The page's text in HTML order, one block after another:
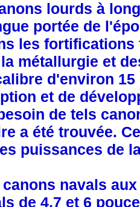
lourds à
portée de
les fortifications
métallurgie et
d'environ
et de
de tels
a été trouvée.
puissances de
navals
de 4,7 et 6